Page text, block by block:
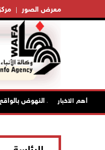
معرض الصور
أهم الاخبار
لحم ويؤكد النهوض بالواقع